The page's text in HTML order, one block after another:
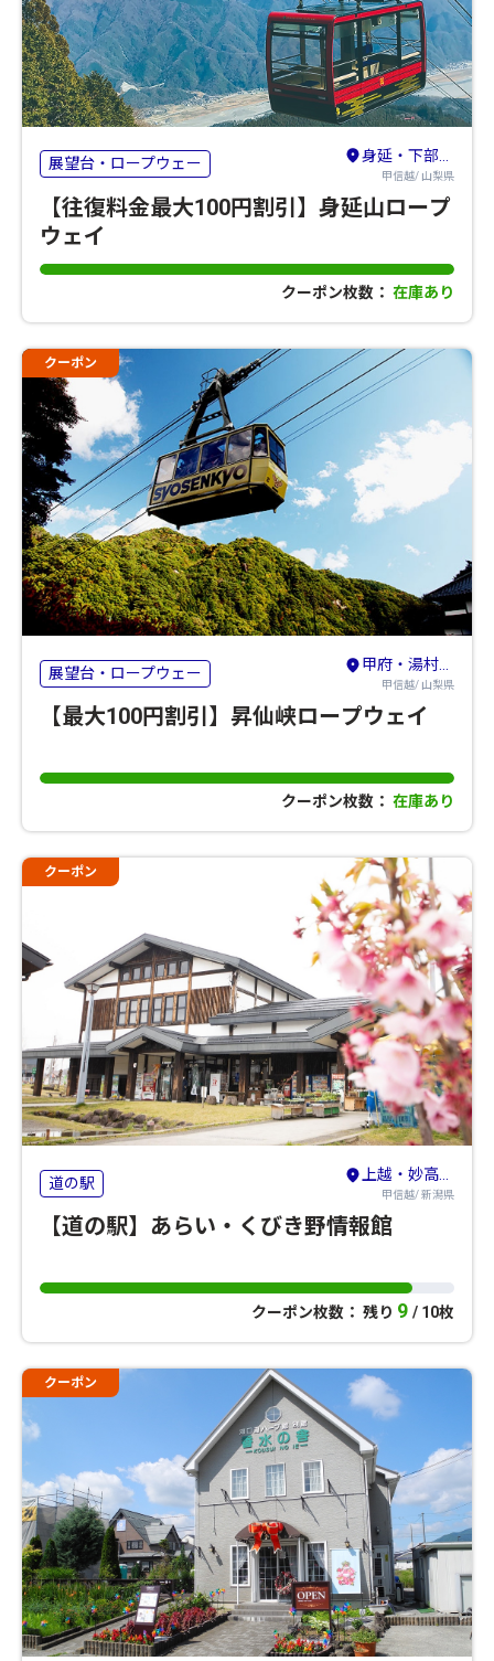
展望台・ロープウェー 身延・下部温泉・早川・市川三郷
甲信越/ 山梨県
【往復料金最大100円割引】身延山ロープ
ウェイ
クーポン枚数： 在庫あり
クーポン
展望台・ロープウェー 甲府・湯村・昇仙峡・韮崎
甲信越/ 山梨県
【最大100円割引】昇仙峡ロープウェイ
クーポン枚数： 在庫あり
クーポン
道の駅 上越・妙高・糸魚川
甲信越/ 新潟県
【道の駅】あらい・くびき野情報館
クーポン枚数： 残り 9 / 10枚
クーポン